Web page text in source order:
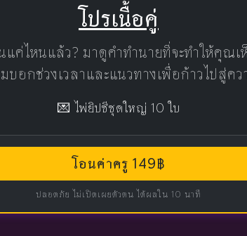
โปรเนื้อคู่
ค่ไหนแล้ว? มาดูคำทำนายที่จะทำให้คุณเ
บอกช่วงเวลาและแนวทางเพื่อก้าวไปสู่ค
💌 ไพ่ยิปซีชุดใหญ่ 10 ใบ
โอนค่าครู 149฿
ปลอดภัย ไม่เปิดเผยตัวตน ได้ผลใน 10 นาที